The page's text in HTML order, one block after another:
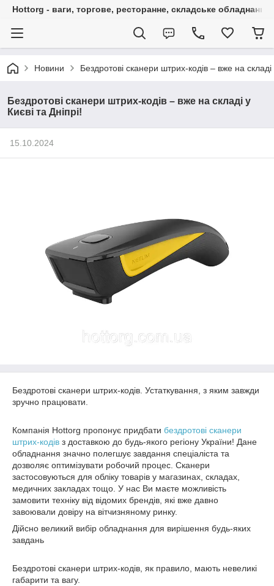
Hottorg - ваги, торгове, ресторанне, складське обладнання
Новини Бездротові сканери штрих-кодів – вже на складі
Бездротові сканери штрих-кодів – вже на складі у
Києві та Дніпрі!
15.10.2024
Бездротові сканери штрих-кодів. Устаткування, з яким завжди
зручно працювати.
Компанія Hottorg пропонує придбати бездротові сканери
штрих-кодів з доставкою до будь-якого регіону України! Дане
обладнання значно полегшує завдання спеціаліста та
дозволяє оптимізувати робочий процес. Сканери
застосовуються для обліку товарів у магазинах, складах,
медичних закладах тощо. У нас Ви маєте можливість
замовити техніку від відомих брендів, які вже давно
завоювали довіру на вітчизняному ринку.
Дійсно великий вибір обладнання для вирішення будь-яких
завдань
Бездротові сканери штрих-кодів, як правило, мають невеликі
габарити та вагу.